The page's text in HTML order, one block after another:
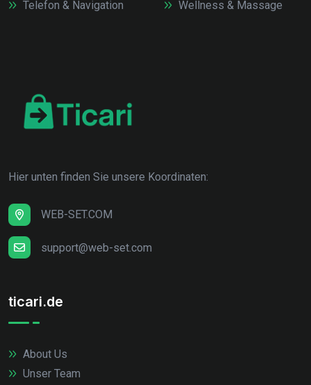
Telefon & Navigation
Wellness & Massage
Hier unten finden Sie unsere Koordinaten:
WEB-SET.COM
support@web-set.com
ticari.de
About Us
Unser Team